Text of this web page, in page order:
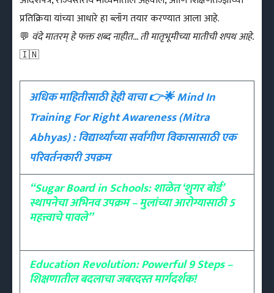
प्रतिक्रिया यांच्या आधारे हा ब्लॉग तयार करण्यात आला आहे.
💬 वंदे मातरम् हे फक्त शब्द नाहीत… ती मातृभूमीच्या मातीची शपथ आहे.
🇮🇳
अधिक माहितीसाठी हेही वाचा 👉🌟Mind In
Training For Right Awareness (Mitra
Abhyas) : विद्यार्थ्यांच्या सर्वांगीण विकासासाठी एक
परिवर्तनकारी उपक्रम
“Sugar Board in Schools: शाळेत ‘शुगर बोर्ड’
स्थापनेचा अभिनव उपक्रम – मुलांच्या आरोग्यासाठी 5
महत्त्वाचे पावले”
Education Revolution: Powerful 9 Steps –
शिक्षणातील बदलाचा जबरदस्त मार्गदर्शक!